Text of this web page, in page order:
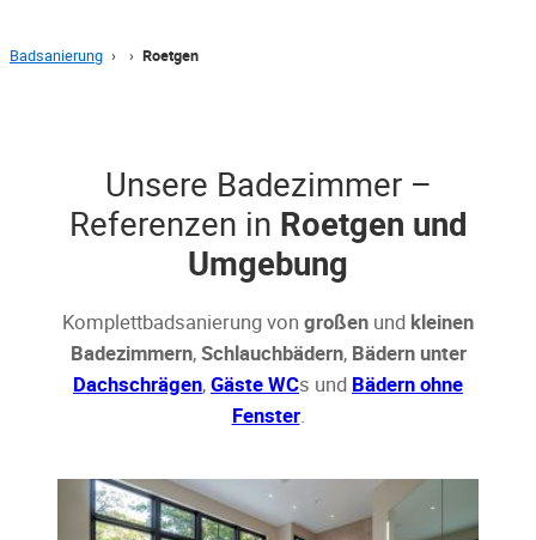
Badsanierung › › Roetgen
Unsere Badezimmer –
Referenzen in Roetgen und
Umgebung
Komplettbadsanierung von großen und kleinen
Badezimmern,Schlauchbädern, Bädern unter
Dachschrägen,Gäste WCs und Bädern ohne
Fenster.